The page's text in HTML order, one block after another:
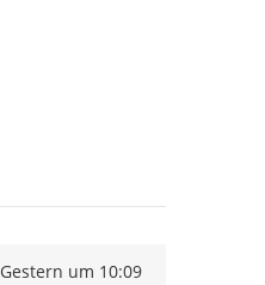
Zeitpunkt des Erstellens
Zeitpunkt des Erstellens
Gestern um 10:09Zur Äußerung